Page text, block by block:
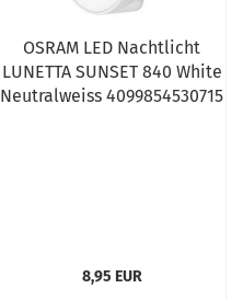
OSRAM LED Nachtlicht
LUNETTA SUNSET 840 White
Neutralweiss 4099854530715
8,95 EUR